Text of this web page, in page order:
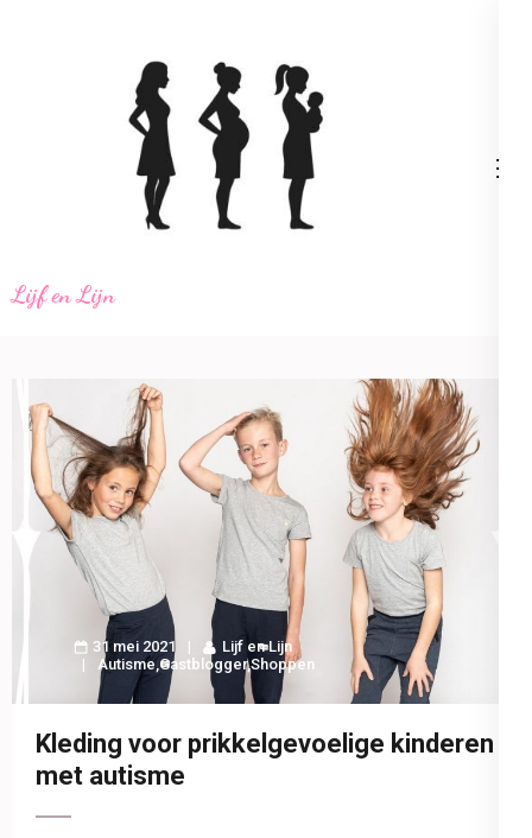
Lijf en Lijn
31 mei 2021
Lijf en Lijn
Autisme,Gastblogger,Shoppen
Kleding voor prikkelgevoelige kinderen
met autisme